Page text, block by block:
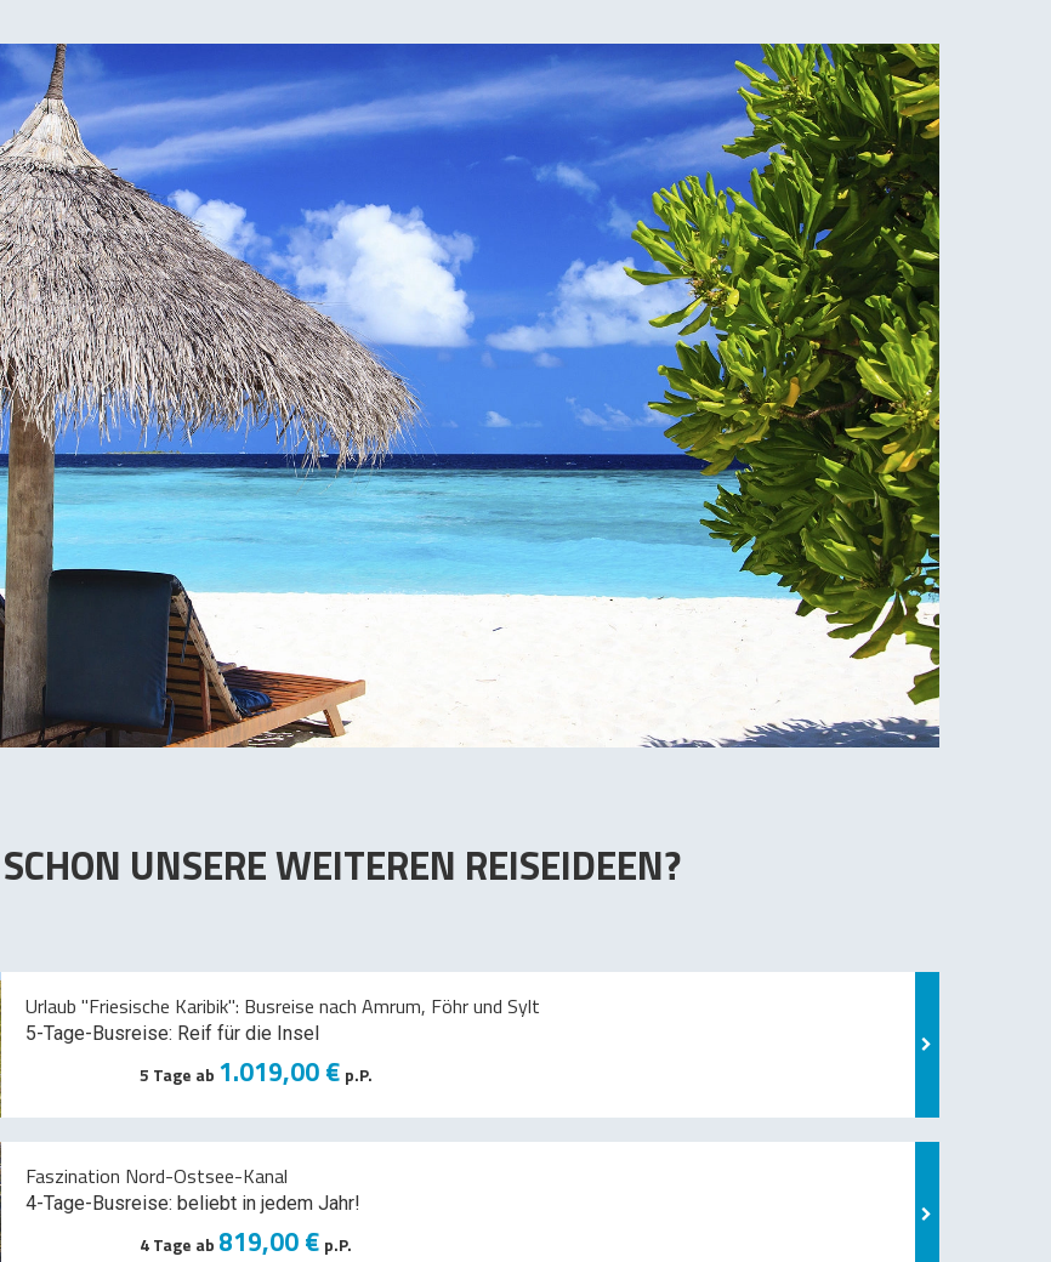
UNSERE WEITEREN REISEIDEEN?
Urlaub "Friesische Karibik": Busreise nach Amrum, Föhr und Sylt
5-Tage-Busreise: Reif für die Insel
5 Tage ab 1.019,00 € p.P.
Faszination Nord-Ostsee-Kanal
4-Tage-Busreise: beliebt in jedem Jahr!
4 Tage ab 819,00 € p.P.